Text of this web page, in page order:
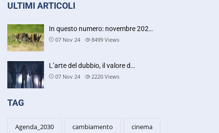
ULTIMI ARTICOLI
In questo numero: novembre 202…
07 Nov 24 8499 Views
L’arte del dubbio, il valore d…
07 Nov 24 2220 Views
TAG
Agenda_2030 cambiamento cinema